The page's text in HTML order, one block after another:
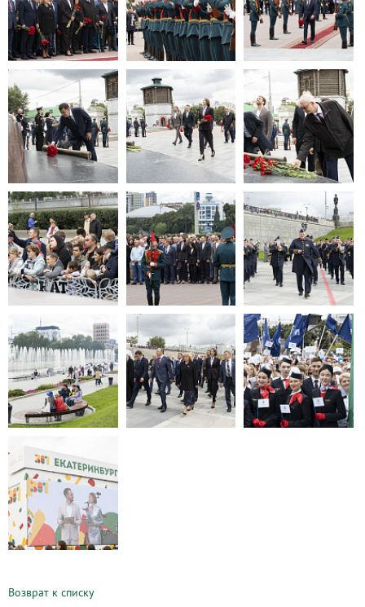
Возврат к списку